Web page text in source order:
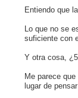
Entiendo que
Lo que no se
suficiente con
Y otra cosa,
Me parece
lugar de